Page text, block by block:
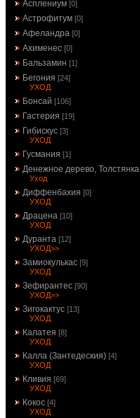
Асплениум [0]
Астрофитум [0]
Афеландра [0]
Ахименес [0]
Бальзамин [1]
Бегония [24]
УХОД
Бонсай [106]
Гастерия [19]
Гибискус [3]
УХОД
Гусмания [1]
Денежное дерево, Толстянка
Уход
Диффенбахия [0]
УХОД
Драцена [10]
УХОД
Дуранта [12]
УХОД>>
Замиокулькас [9]
УХОД
Зефирантес [90]
УХОД>>
Зигокактус [13]
УХОД
Калатея [8]
УХОД
Калла (Зантедеския) [4]
УХОД
Кливия [69]
УХОД
Кокос [4]
УХОД